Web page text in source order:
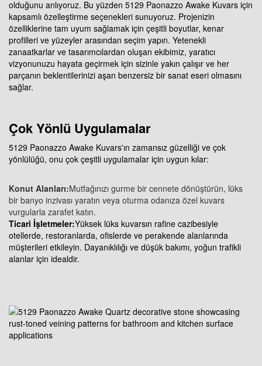
olduğunu anlıyoruz. Bu yüzden 5129 Paonazzo Awake Kuvars için
kapsamlı özelleştirme seçenekleri sunuyoruz. Projenizin
özelliklerine tam uyum sağlamak için çeşitli boyutlar, kenar
profilleri ve yüzeyler arasından seçim yapın. Yetenekli
zanaatkarlar ve tasarımcılardan oluşan ekibimiz, yaratıcı
vizyonunuzu hayata geçirmek için sizinle yakın çalışır ve her
parçanın beklentilerinizi aşan benzersiz bir sanat eseri olmasını
sağlar.
Çok Yönlü Uygulamalar
5129 Paonazzo Awake Kuvars'ın zamansız güzelliği ve çok
yönlülüğü, onu çok çeşitli uygulamalar için uygun kılar:
Konut Alanları:Mutfağınızı gurme bir cennete dönüştürün, lüks
bir banyo inzivası yaratın veya oturma odanıza özel kuvars
vurgularla zarafet katın.
Ticari İşletmeler:Yüksek lüks kuvarsın rafine cazibesiyle
otellerde, restoranlarda, ofislerde ve perakende alanlarında
müşterileri etkileyin. Dayanıklılığı ve düşük bakımı, yoğun trafikli
alanlar için idealdir.